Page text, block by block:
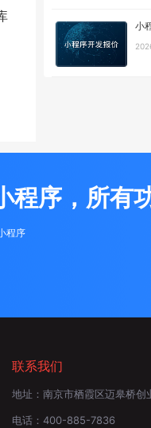
小
序，所有
程序
联系我们
地址： 南京市栖霞区迈皋桥创
电话： 400-885-7836